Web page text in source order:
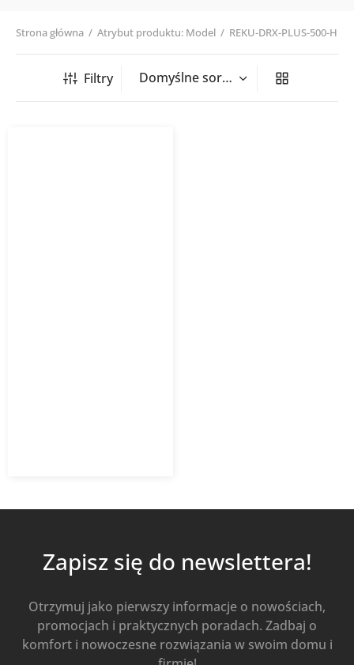
Strona główna / Atrybut produktu: Model / REKU-DRX-PLUS-500-H
Filtry
Zapisz się do newslettera!
Otrzymuj jako pierwszy informacje o nowościach,
promocjach i praktycznych poradach. Zadbaj o
komfort i nowoczesne rozwiązania w swoim domu i